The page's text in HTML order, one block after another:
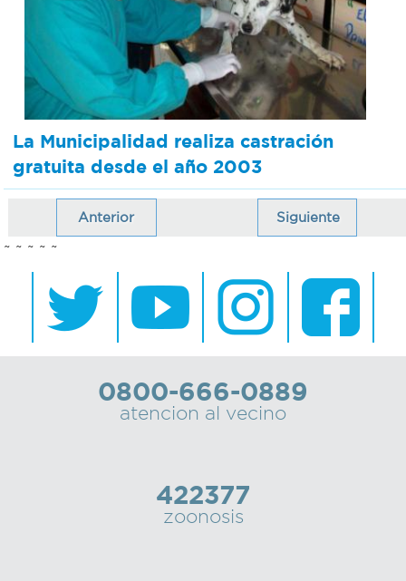
La Municipalidad realiza castración
gratuita desde el año 2003
Anterior Siguiente
~ ~ ~ ~ ~
0800-666-0889
atencion al vecino
422377
zoonosis